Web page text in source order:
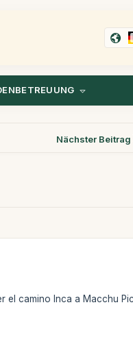
Nächster Beitrag
camino Inca a Macchu